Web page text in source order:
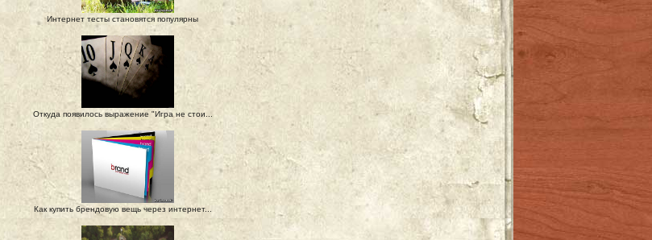
Интернет тесты становятся популярны
Откуда появилось выражение "Игра не стои...
Как купить брендовую вещь через интернет...